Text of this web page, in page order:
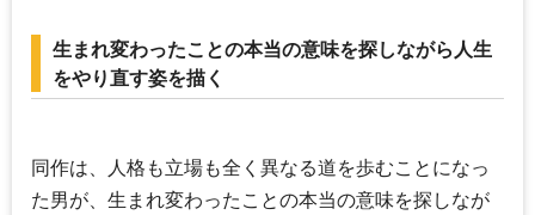
生まれ変わったことの本当の意味を探しながら人生
をやり直す姿を描く
同作は、人格も立場も全く異なる道を歩むことになっ
た男が、生まれ変わったことの本当の意味を探しなが